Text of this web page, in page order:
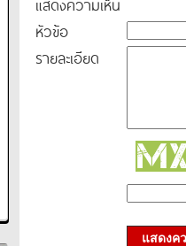
หัวข้อ
รายละเอียด
แสดงค